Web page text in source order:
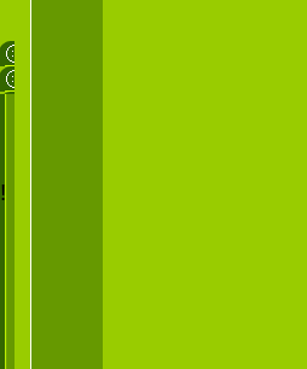
!